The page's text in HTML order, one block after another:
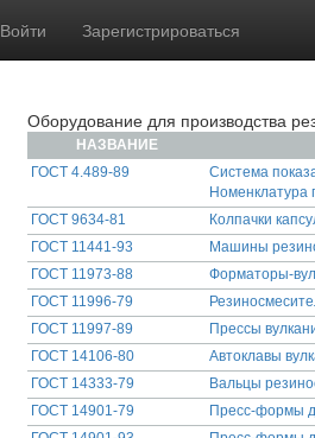
Войти Зарегистрироваться
Оборудование для производства
НАЗВАНИЕ
ГОСТ 4.489-89
Система
Номенклатура
ГОСТ 9634-81
Колпачки
ГОСТ 11441-93
Машины
ГОСТ 11973-88
Форматоры-
ГОСТ 11996-79
ГОСТ 11997-89
Прессы
ГОСТ 14106-80
Автоклавы
ГОСТ 14333-79
Вальцы
ГОСТ 14901-79
Пресс-формы